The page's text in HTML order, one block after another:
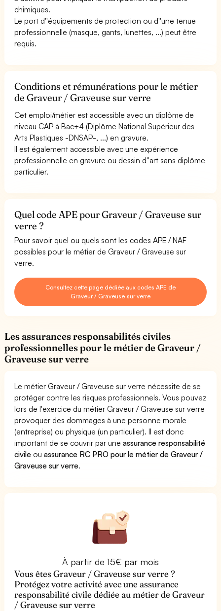
chimiques.
Le port d''équipements de protection ou d''une tenue
professionnelle (masque, gants, lunettes, ...) peut être
requis.
Conditions et rémunérations pour le métier
de Graveur / Graveuse sur verre
Cet emploi/métier est accessible avec un diplôme de
niveau CAP à Bac+4 (Diplôme National Supérieur des
Arts Plastiques -DNSAP-, ...) en gravure.
Il est également accessible avec une expérience
professionnelle en gravure ou dessin d''art sans diplôme
particulier.
Quel code APE pour Graveur / Graveuse sur
verre ?
Pour savoir quel ou quels sont les codes APE / NAF
possibles pour le métier de Graveur / Graveuse sur
verre.
Consultez cette page dédiée aux codes APE de
Graveur / Graveuse sur verre
Les assurances responsabilités civiles
professionnelles pour le métier de Graveur /
Graveuse sur verre
Le métier Graveur / Graveuse sur verre nécessite de se
protéger contre les risques professionnels. Vous pouvez
lors de l'exercice du métier Graveur / Graveuse sur verre
provoquer des dommages à une personne morale
(entreprise) ou physique (un particulier). Il est donc
important de se couvrir par uneassurance responsabilité
civile ouassurance RC PRO pour le métier de Graveur /
Graveuse sur verre.
À partir de 15€ par mois
Vous êtes Graveur / Graveuse sur verre ?
Protégez votre activité avec une assurance
responsabilité civile dédiée au métier de Graveur
/ Graveuse sur verre